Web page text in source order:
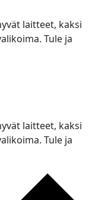
laitteet, kaksi
Tule ja
laitteet, kaksi
Tule ja